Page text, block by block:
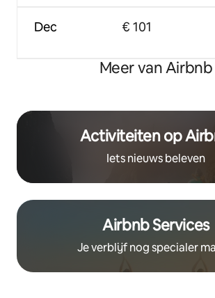
Dec € 101
Meer van Airbnb
Activiteiten op
Iets nieuws beleven
Airbnb Services
Je verblijf nog specialer